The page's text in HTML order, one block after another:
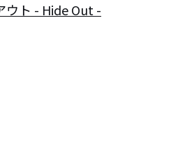
ウト - Hide Out -